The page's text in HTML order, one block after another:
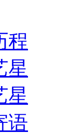
程
星
星
语